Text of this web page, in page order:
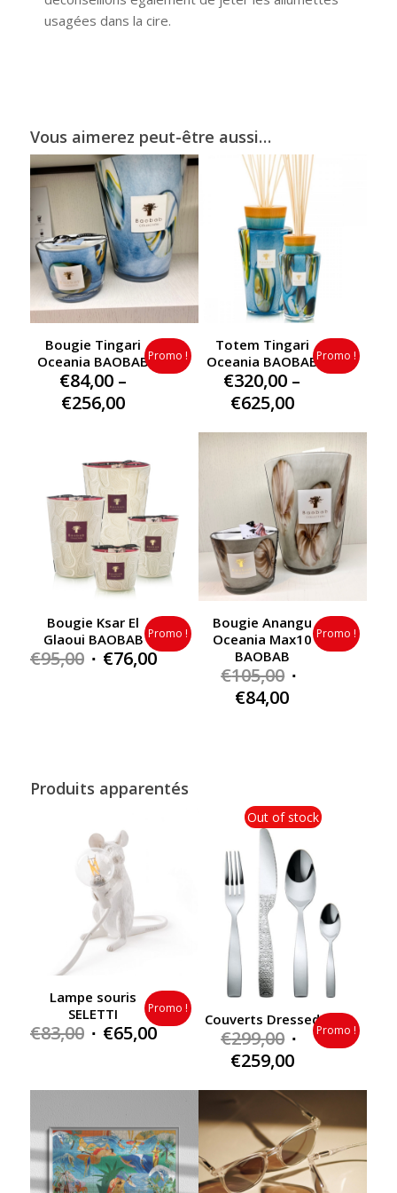
usagées dans la cire.
Vous aimerez peut-être aussi…
Bougie Tingari
Oceania BAOBAB
€84,00 –
€256,00Price
through
€256,00
Promo !
Totem Tingari
Oceania BAOBAB
€320,00 –
€625,00Price
€320,00
through
€625,00
Promo !
Bougie Ksar El
Glaoui BAOBAB
€95,00 Original
€76,00Current
Promo !
Bougie Anangu
Oceania Max10
BAOBAB
€105,00 Original
price
€84,00Current
Promo !
Produits apparentés
Lampe souris
SELETTI
€83,00 Original
€83,00.
€65,00Current
€65,00.
Promo !
Out of stock
Couverts Dressed
€299,00 Original
price
€299,00.
€259,00Current
is:
€259,00.
Promo !